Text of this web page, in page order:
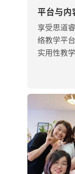
平台与内
享受思道
络教学平
实用性教学